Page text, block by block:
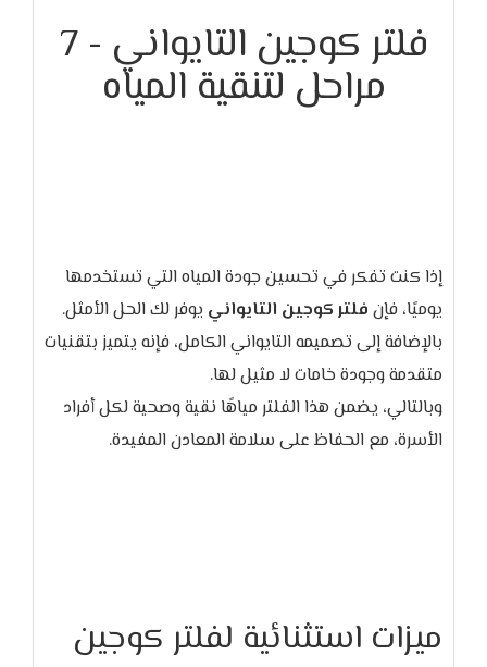
فلتر كوجين التايواني - 7
مراحل لتنقية المياه
إذا كنت تفكر في تحسين جودة المياه التي تستخدمها
يوميًا، فإن فلتر كوجين التايواني
بالإضافة إلى تصميمه التايواني الكامل، فإنه يتميز بتقنيات
وبالتالي، يضمن هذا الفلتر مياهًا نقية وصحية لكل أفراد
الأسرة، مع الحفاظ على سلامة المعادن المفيدة.
ميزات استثنائية لفلتر كوجين